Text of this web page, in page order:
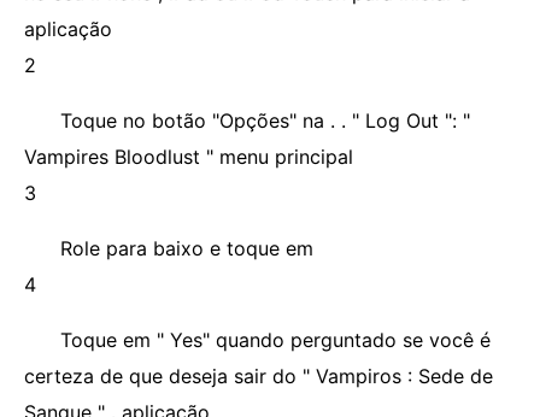
aplicação
2
Toque no botão "Opções" na . . " Log Out ": "
Vampires Bloodlust " menu principal
3
Role para baixo e toque em
4
Toque em " Yes" quando perguntado se você é
certeza de que deseja sair do " Vampiros : Sede de
Sangue " . aplicação